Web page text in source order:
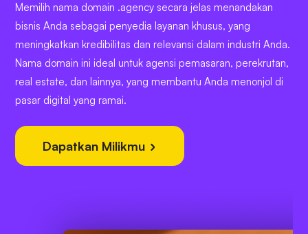
Memilih nama domain .agency secara jelas menandakan
bisnis Anda sebagai penyedia layanan khusus, yang
meningkatkan kredibilitas dan relevansi dalam industri Anda.
Nama domain ini ideal untuk agensi pemasaran, perekrutan,
real estate, dan lainnya, yang membantu Anda menonjol di
pasar digital yang ramai.
Dapatkan Milikmu